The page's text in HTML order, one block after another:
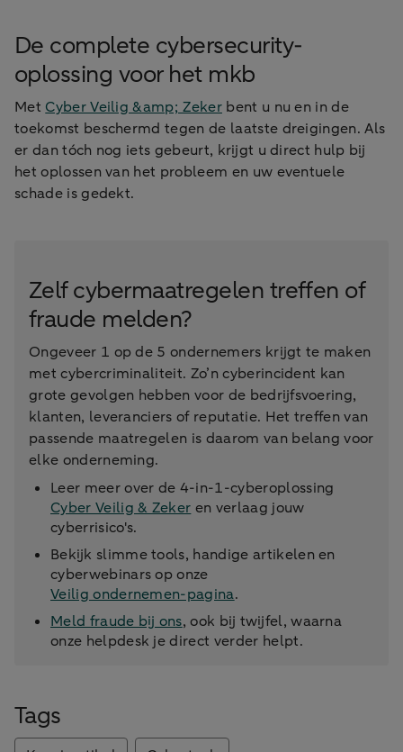
De complete cybersecurity-
oplossing voor het mkb
Met Cyber Veilig &amp; Zekerbent u nu en in de
toekomst beschermd tegen de laatste dreigingen. Als
er dan tóch nog iets gebeurt, krijgt u direct hulp bij
het oplossen van het probleem en uw eventuele
schade is gedekt.
Zelf cybermaatregelen treffen of
fraude melden?
Ongeveer 1 op de 5 ondernemers krijgt te maken
met cybercriminaliteit. Zo’n cyberincident kan
grote gevolgen hebben voor de bedrijfsvoering,
klanten, leveranciers of reputatie. Het treffen van
passende maatregelen is daarom van belang voor
elke onderneming.
Leer meer over de 4-in-1-cyberoplossing
Cyber Veilig & Zeker en verlaag jouw
cyberrisico's.
Bekijk slimme tools, handige artikelen en
cyberwebinars op onze
Veilig ondernemen-pagina.
Meld fraude bij ons, ook bij twijfel, waarna
onze helpdesk je direct verder helpt.
Tags